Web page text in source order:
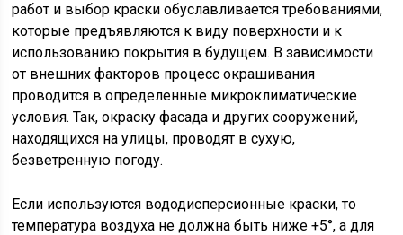
работ и выбор краски обуславливается требованиями,
которые предъявляются к виду поверхности и к
использованию покрытия в будущем. В зависимости
от внешних факторов процесс окрашивания
проводится в определенные микроклиматические
условия. Так, окраску фасада и других сооружений,
находящихся на улицы, проводят в сухую,
безветренную погоду.
Если используются вододисперсионные краски, то
температура воздуха не должна быть ниже +5°, а для